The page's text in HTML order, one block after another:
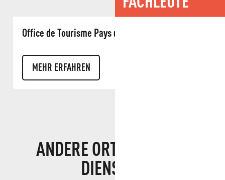
Office de Tourisme Pays d'Aubagne et de l'Etoile
MEHR ERFAHREN
ANDERE ORTE ZU IHREN
DIENSTEN